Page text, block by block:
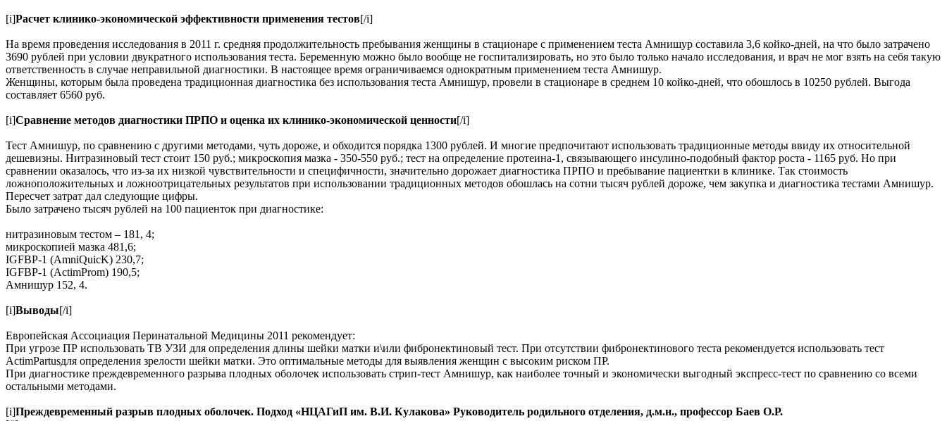
[i]Расчет клинико-экономической эффективности применения тестов[/i]
На время проведения исследования в 2011 г. средняя продолжительность пребывания женщины в стационаре с применением теста Амнишур составила 3,6 койко-дней, на что было затрачено
3690 рублей при условии двукратного использования теста. Беременную можно было вообще не госпитализировать, но это было только начало исследования, и врач не мог взять на себя такую
ответственность в случае неправильной диагностики. В настоящее время ограничиваемся однократным применением теста Амнишур.
Женщины, которым была проведена традиционная диагностика без использования теста Амнишур, провели в стационаре в среднем 10 койко-дней, что обошлось в 10250 рублей. Выгода
составляет 6560 руб.
[i]Сравнение методов диагностики ПРПО и оценка их клинико-экономической ценности[/i]
Тест Амнишур, по сравнению с другими методами, чуть дороже, и обходится порядка 1300 рублей. И многие предпочитают использовать традиционные методы ввиду их относительной
дешевизны. Нитразиновый тест стоит 150 руб.; микроскопия мазка - 350-550 руб.; тест на определение протеина-1, связывающего инсулино-подобный фактор роста - 1165 руб. Но при
сравнении оказалось, что из-за их низкой чувствительности и специфичности, значительно дорожает диагностика ПРПО и пребывание пациентки в клинике. Так стоимость
ложноположительных и ложноотрицательных результатов при использовании традиционных методов обошлась на сотни тысяч рублей дороже, чем закупка и диагностика тестами Амнишур.
Пересчет затрат дал следующие цифры.
Было затрачено тысяч рублей на 100 пациенток при диагностике:
нитразиновым тестом – 181, 4;
микроскопией мазка 481,6;
IGFBP-1 (AmniQuicK) 230,7;
IGFBP-1 (ActimProm) 190,5;
Амнишур 152, 4.
[i]Выводы[/i]
Европейская Ассоциация Перинатальной Медицины 2011 рекомендует:
При угрозе ПР использовать ТВ УЗИ для определения длины шейки матки и\или фибронектиновый тест. При отсутствии фибронектинового теста рекомендуется использовать тест
ActimPartusдля определения зрелости шейки матки. Это оптимальные методы для выявления женщин с высоким риском ПР.
При диагностике преждевременного разрыва плодных оболочек использовать стрип-тест Амнишур, как наиболее точный и экономически выгодный экспресс-тест по сравнению со всеми
остальными методами.
[i]Преждевременный разрыв плодных оболочек. Подход «НЦАГиП им. В.И. Кулакова» Руководитель родильного отделения, д.м.н., профессор Баев О.Р.